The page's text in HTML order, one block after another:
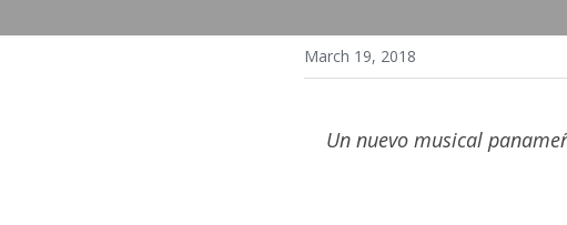
March 19, 2018
Un nuevo musical